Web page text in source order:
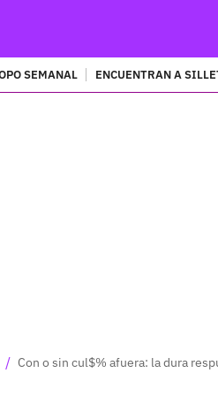
SEMANAL ENCUENTRAN A
/ Con o sin cul$% afuera: la dura